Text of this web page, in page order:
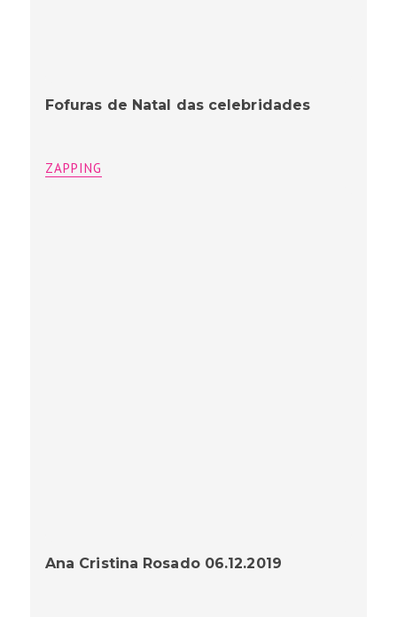
Fofuras de Natal das celebridades
ZAPPING
Ana Cristina Rosado 06.12.2019